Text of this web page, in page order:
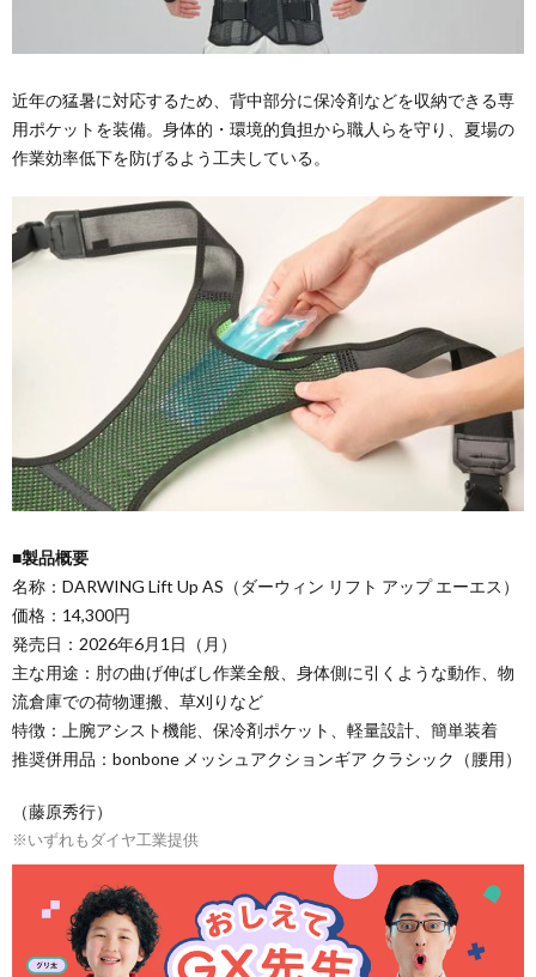
近年の猛暑に対応するため、背中部分に保冷剤などを収納できる専
用ポケットを装備。身体的・環境的負担から職人らを守り、夏場の
作業効率低下を防げるよう工夫している。
■製品概要
名称：DARWING Lift Up AS（ダーウィン リフト アップ エーエス）
価格：14,300円
発売日：2026年6月1日（月）
主な用途：肘の曲げ伸ばし作業全般、身体側に引くような動作、物
流倉庫での荷物運搬、草刈りなど
特徴：上腕アシスト機能、保冷剤ポケット、軽量設計、簡単装着
推奨併用品：bonbone メッシュアクションギア クラシック（腰用）
（藤原秀行）
※いずれもダイヤ工業提供